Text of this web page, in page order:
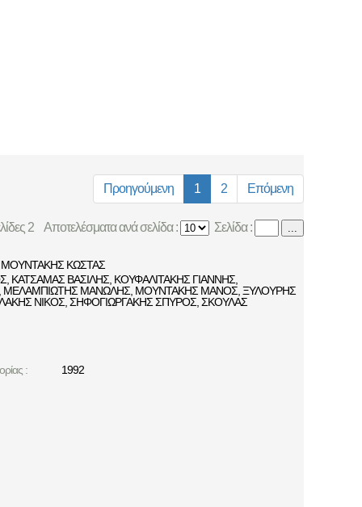
Προηγούμενη 1 2 Επόμενη
2 Αποτελέσματα ανά σελίδα : Σελίδα : ...
ΜΟΥΝΤΑΚΗΣ ΚΩΣΤΑΣ
, ΚΑΤΣΑΜΑΣ ΒΑΣΙΛΗΣ, ΚΟΥΦΑΛΙΤΑΚΗΣ ΓΙΑΝΝΗΣ,
ΜΕΛΑΜΠΙΩΤΗΣ ΜΑΝΩΛΗΣ, ΜΟΥΝΤΑΚΗΣ ΜΑΝΟΣ, ΞΥΛΟΥΡΗΣ
ΝΙΚΟΣ, ΣΗΦΟΓΙΩΡΓΑΚΗΣ ΣΠΥΡΟΣ, ΣΚΟΥΛΑΣ
:
1992